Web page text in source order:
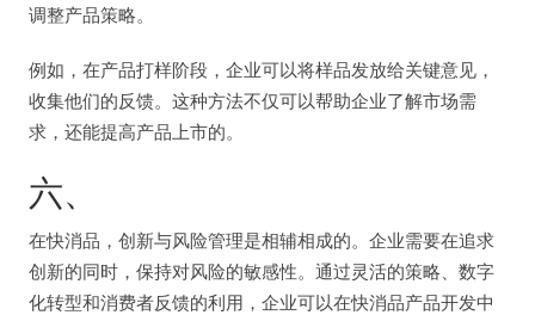
调整产品策略。
例如，在产品打样阶段，企业可以将样品发放给关键意见，
收集他们的反馈。这种方法不仅可以帮助企业了解市场需
求，还能提高产品上市的。
六、
在快消品，创新与风险管理是相辅相成的。企业需要在追求
创新的同时，保持对风险的敏感性。通过灵活的策略、数字
化转型和消费者反馈的利用，企业可以在快消品产品开发中